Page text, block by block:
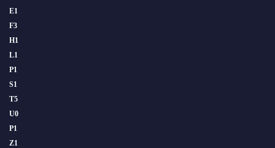
E1
F3
H1
L1
P1
S1
T5
U0
P1
Z1